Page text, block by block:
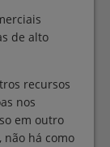
de alto
recursos
nos
em outro
não há como